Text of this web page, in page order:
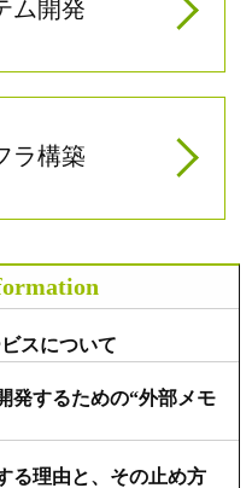
の切り替えを行いました
テリロジー様 お取引開始
トリ様 お取引開始
のため、本社を千代田区九
転
ム開発
ラ構築
スについて
発するための“外部メモ
る理由と、その止め方